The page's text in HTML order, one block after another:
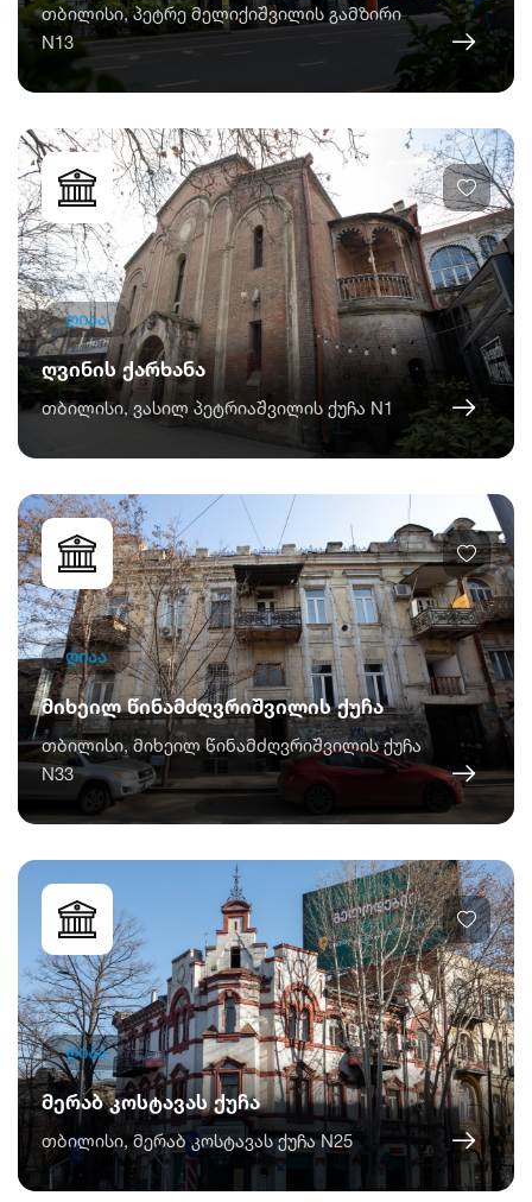
თბილისი, პეტრე მელიქიშვილის გამზირი
N13
ღიაა
ღვინის ქარხანა
თბილისი, ვასილ პეტრიაშვილის ქუჩა N1
ღიაა
მიხეილ წინამძღვრიშვილის ქუჩა
თბილისი, მიხეილ წინამძღვრიშვილის ქუჩა
N33
ღიაა
მერაბ კოსტავას ქუჩა
თბილისი, მერაბ კოსტავას ქუჩა N25